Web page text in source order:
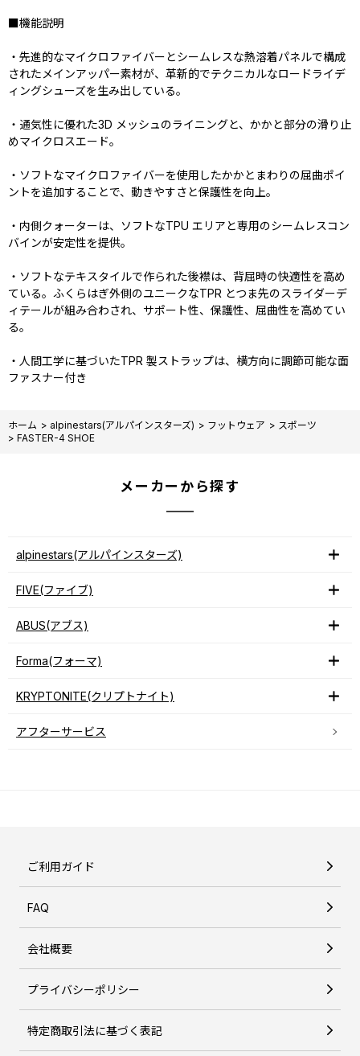
■機能説明
・先進的なマイクロファイバーとシームレスな熱溶着パネルで構成
されたメインアッパー素材が、革新的でテクニカルなロードライデ
ィングシューズを生み出している。
・通気性に優れた3D メッシュのライニングと、かかと部分の滑り止
めマイクロスエード。
・ソフトなマイクロファイバーを使用したかかとまわりの屈曲ポイ
ントを追加することで、動きやすさと保護性を向上。
・内側クォーターは、ソフトなTPU エリアと専用のシームレスコン
バインが安定性を提供。
・ソフトなテキスタイルで作られた後襟は、背屈時の快適性を高め
ている。ふくらはぎ外側のユニークなTPR とつま先のスライダーデ
ィテールが組み合わされ、サポート性、保護性、屈曲性を高めてい
る。
・人間工学に基づいたTPR 製ストラップは、横方向に調節可能な面
ファスナー付き
ホーム > alpinestars(アルパインスターズ) > フットウェア > スポーツ
> FASTER-4 SHOE
メーカーから探す
alpinestars(アルパインスターズ)
FIVE(ファイブ)
ABUS(アブス)
Forma(フォーマ)
KRYPTONITE(クリプトナイト)
アフターサービス
ご利用ガイド
FAQ
会社概要
プライバシーポリシー
特定商取引法に基づく表記